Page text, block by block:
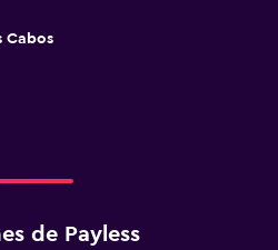
Cabos
de Payless